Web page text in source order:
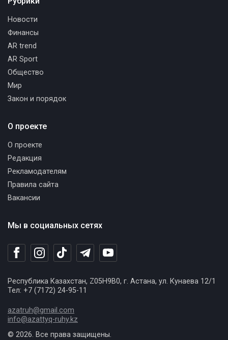
Мы в социальных сетях
Республика Казахстан, Z05H9B0, г. Астана, ул. Кунаева 12/1
Тел: +7 (7172) 24-95-11
azatruh@gmail.com
info@azattyq-ruhy.kz
Новости
Финансы
AR trend
AR Sport
Общество
Мир
Закон и порядок
О проекте
О проекте
Редакция
Рекламодателям
Правила сайта
Вакансии
© 2026. Все права защищены.